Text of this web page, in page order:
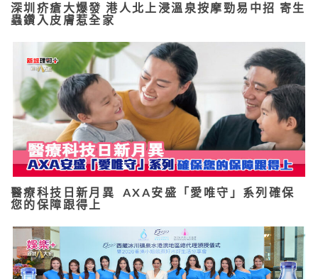
深圳疥瘡大爆發 港人北上浸溫泉按摩勁易中招 寄生
蟲鑽入皮膚惹全家
醫療科技日新月異 AXA安盛「愛唯守」系列確保
您的保障跟得上